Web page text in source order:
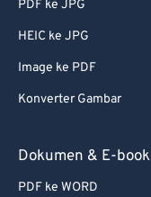
PDF ke JPG
HEIC ke JPG
Image ke PDF
Konverter Gambar
Dokumen & E-book
PDF ke WORD